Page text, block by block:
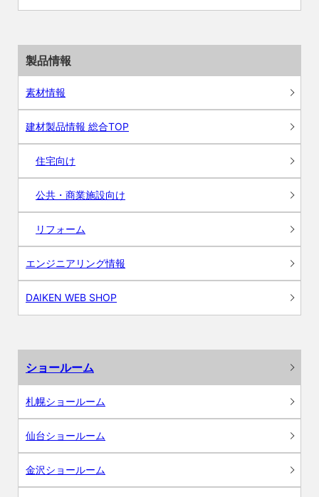
製品情報
素材情報
建材製品情報 総合TOP
住宅向け
公共・商業施設向け
リフォーム
エンジニアリング情報
DAIKEN WEB SHOP
ショールーム
札幌ショールーム
仙台ショールーム
金沢ショールーム